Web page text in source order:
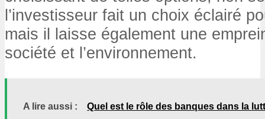
l’investisseur fait un choix éclairé
mais il laisse également une
société et l’environnement.
A lire aussi :
Quel est le rôle des banques dans la